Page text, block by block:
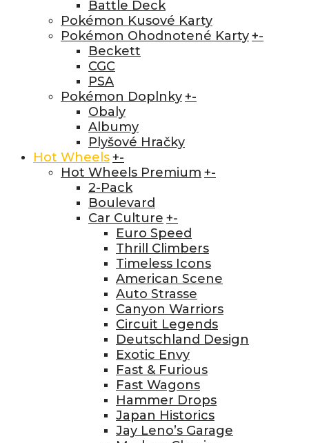
Battle Deck
Pokémon Kusové Karty
Pokémon Ohodnotené Karty+-
Beckett
CGC
PSA
Pokémon Doplnky+-
Obaly
Albumy
Plyšové Hračky
Hot Wheels+-
Hot Wheels Premium +-
2-Pack
Boulevard
Car Culture +-
Euro Speed
Thrill Climbers
Timeless Icons
American Scene
Auto Strasse
Canyon Warriors
Circuit Legends
Deutschland Design
Exotic Envy
Fast & Furious
Fast Wagons
Hammer Drops
Japan Historics
Jay Leno’s Garage